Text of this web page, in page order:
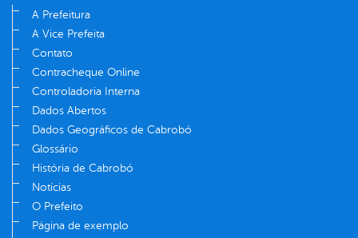
A Prefeitura
A Vice Prefeita
Contato
Contracheque Online
Controladoria Interna
Dados Abertos
Dados Geográficos de Cabrobó
Glossário
História de Cabrobó
Notícias
O Prefeito
Página de exemplo